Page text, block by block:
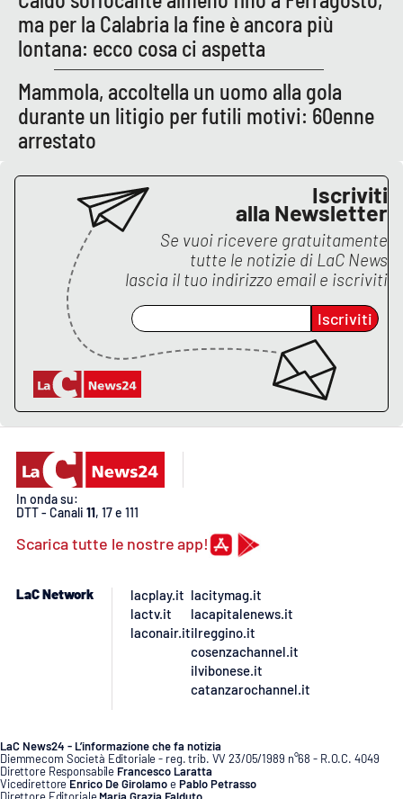
APP
Android
Apple
ma per la Calabria la fine è ancora più
lontana: ecco cosa ci aspetta
Mammola, accoltella un uomo alla gola
durante un litigio per futili motivi: 60enne
arrestato
Iscriviti
alla Newsletter
Se vuoi ricevere gratuitamente
tutte le notizie di LaC News
lascia il tuo indirizzo email e iscriviti
Iscriviti
In onda su:
DTT - Canali 11, 17 e 111
Scarica tutte le nostre app!
LaC Network
lacplay.it
lactv.it
laconair.it
lacitymag.it
lacapitalenews.it
ilreggino.it
cosenzachannel.it
ilvibonese.it
catanzarochannel.it
LaC News24 - L’informazione che fa notizia
Diemmecom Società Editoriale - reg. trib. VV 23/05/1989 n°68 - R.O.C. 4049
Direttore Responsabile Francesco Laratta
Vicedirettore Enrico De GirolamoePablo Petrasso
Direttore Editoriale Maria Grazia Falduto